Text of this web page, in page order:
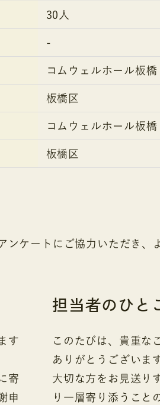
30人
-
コムウェルホール板橋
板橋区
コムウェルホール板橋
板橋区
ケートにご協力いただき、
す
寄
申
担当者のひと
このたびは、貴重な
ありがとうございま
大切な方をお見送り
り一層寄り添うこと